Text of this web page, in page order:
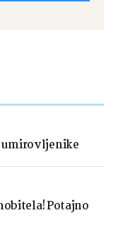
umirovljenike
Potajno